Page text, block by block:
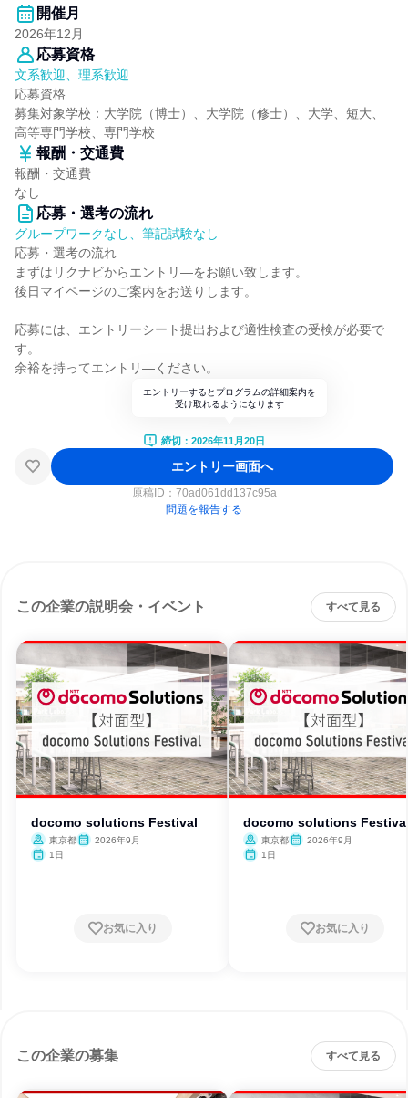
開催月
2026年12月
応募資格
文系歓迎、理系歓迎
応募資格
募集対象学校：大学院（博士）、大学院（修士）、大学、短大、
高等専門学校、専門学校
報酬・交通費
報酬・交通費
なし
応募・選考の流れ
グループワークなし、筆記試験なし
応募・選考の流れ
まずはリクナビからエントリ―をお願い致します。
後日マイページのご案内をお送りします。
応募には、エントリーシート提出および適性検査の受検が必要で
す。
余裕を持ってエントリ―ください。
エントリーするとプログラムの詳細案内を
受け取れるようになります
締切：2026年11月20日
エントリー画面へ
原稿ID： 70ad061dd137c95a
問題を報告する
この企業の説明会・イベント すべて見る
docomo solutions Festival
東京都
2026年9月
1日
お気に入り
docomo solutions
東京都
2026年9月
1日
お気に入り
この企業の募集 すべて見る